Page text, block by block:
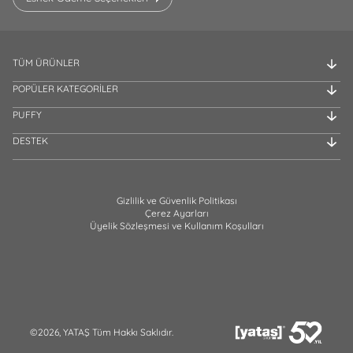
TÜM ÜRÜNLER
POPÜLER KATEGORİLER
PUFFY
DESTEK
Gizlilik ve Güvenlik Politikası
Çerez Ayarları
Üyelik Sözleşmesi ve Kullanım Koşulları
©2026, YATAŞ Tüm Hakkı Saklıdır.